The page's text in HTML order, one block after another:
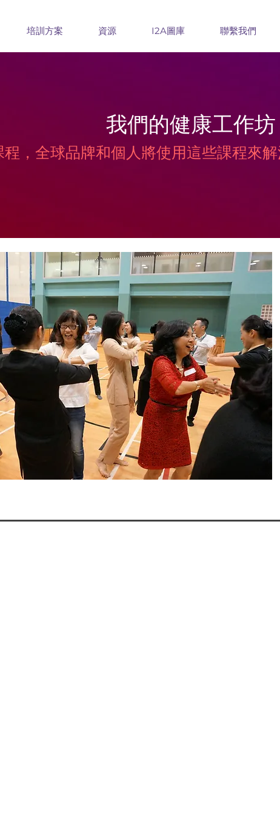
培訓方案 資源 I2A圖庫 聯繫我們
我們的健康工作坊
，全球品牌和個人將使用這些課程來